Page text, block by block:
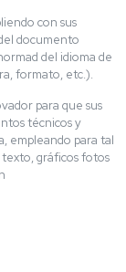
con sus
documento
del idioma de
formato, etc.).
para que sus
técnicos y
empleando para tal
gráficos fotos